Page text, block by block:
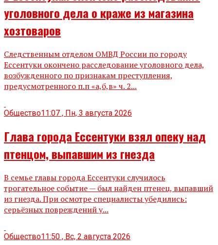
уголовного дела о краже из магазина
хозтоваров
Следственным отделом ОМВД России по городу
Ессентуки окончено расследование уголовного дела,
возбужденного по признакам преступления,
предусмотренного п.п «а,б,в» ч. 2...
Общество11:07 , Пн, 3 августа 2026
Глава города Ессентуки взял опеку над
птенцом, выпавшим из гнезда
В семье главы города Ессентуки случилось
трогательное событие — был найден птенец, выпавший
из гнезда. При осмотре специалисты убедились:
серьёзных повреждений у...
Общество11:50 , Вс, 2 августа 2026